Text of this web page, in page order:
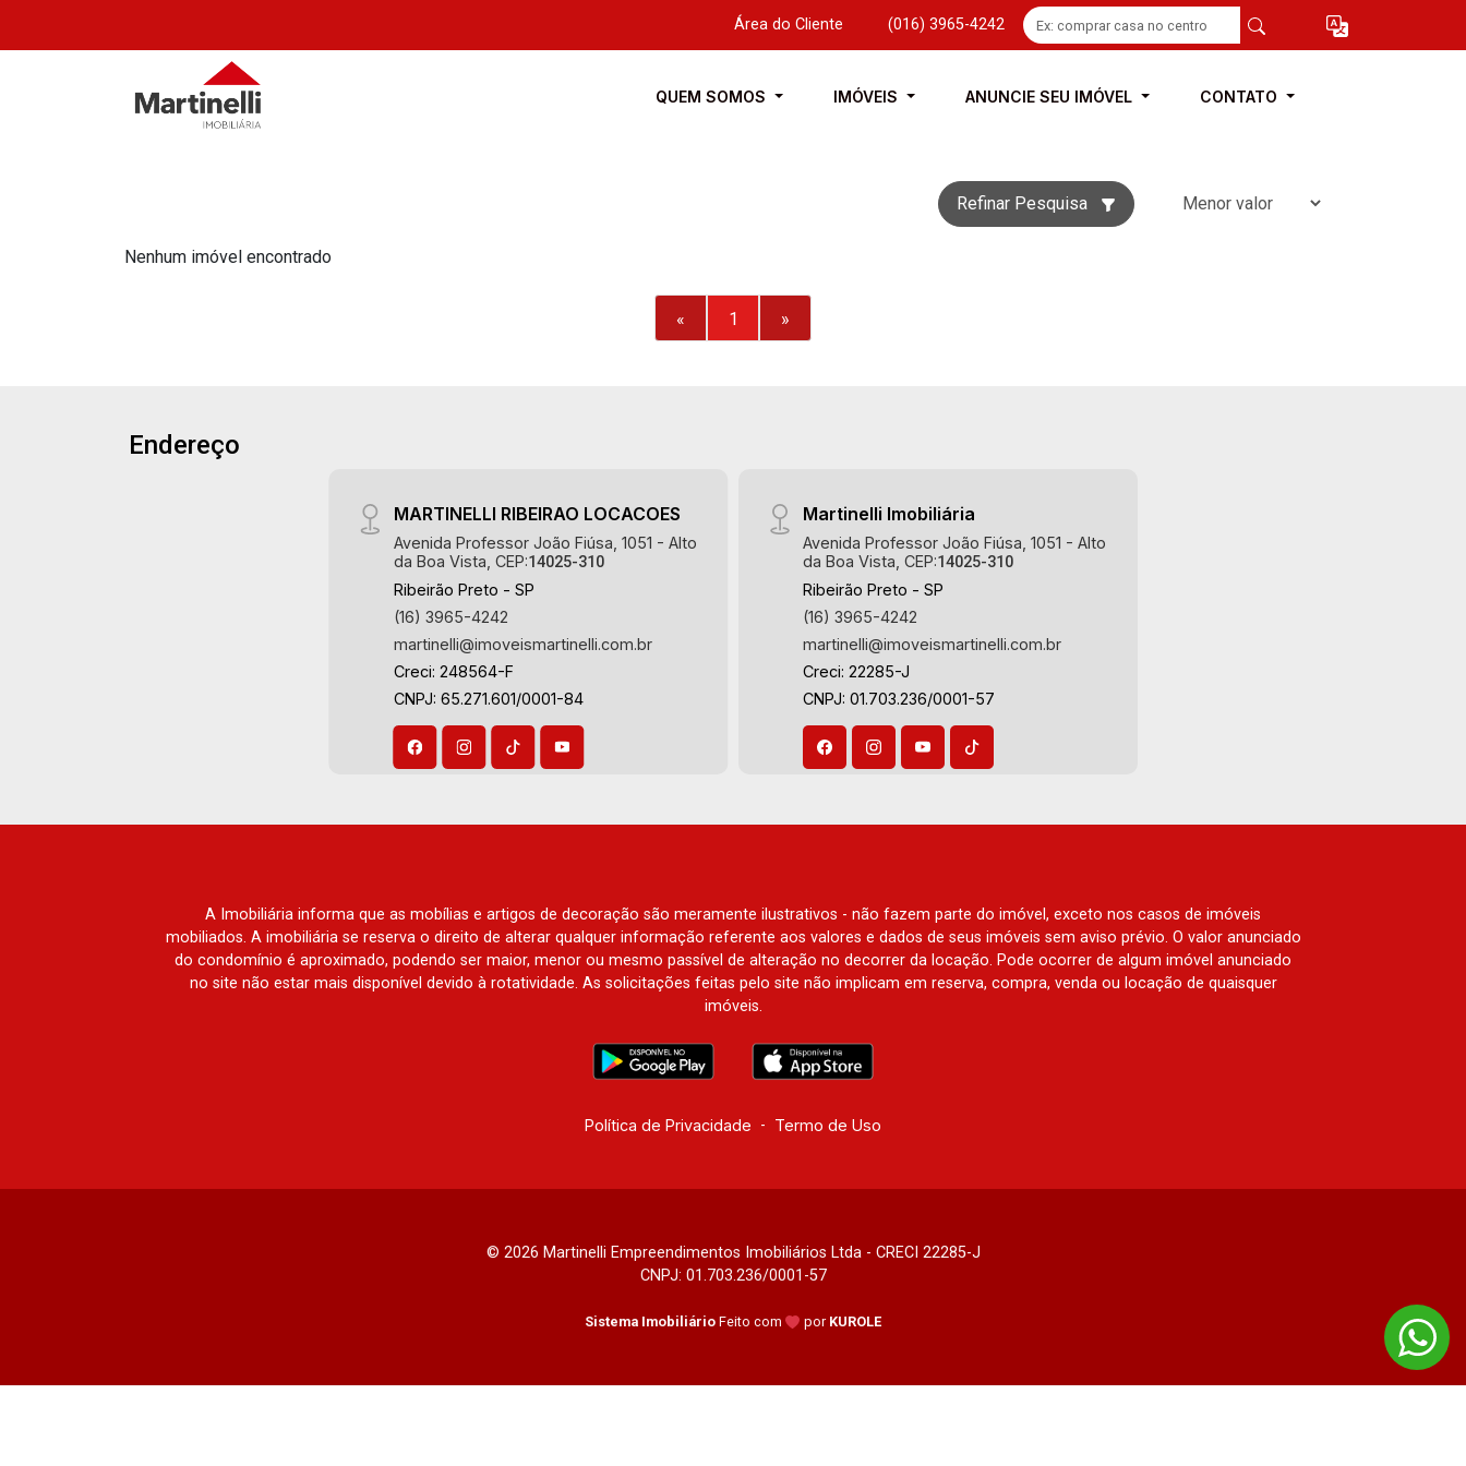
Área do Cliente (016) 3965-4242
QUEM SOMOS IMÓVEIS ANUNCIE SEU IMÓVEL CONTATO
Refinar Pesquisa
Nenhum imóvel encontrado
« 1 »
Endereço
MARTINELLI RIBEIRAO LOCACOES
Avenida Professor João Fiúsa, 1051 - Alto
da Boa Vista, CEP:14025-310
Ribeirão Preto - SP
(16) 3965-4242
martinelli@imoveismartinelli.com.br
Creci: 248564-F
CNPJ: 65.271.601/0001-84
Martinelli Imobiliária
Avenida Professor João Fiúsa, 1051 - Alto
da Boa Vista, CEP:14025-310
Ribeirão Preto - SP
(16) 3965-4242
martinelli@imoveismartinelli.com.br
Creci: 22285-J
CNPJ: 01.703.236/0001-57
A Imobiliária informa que as mobílias e artigos de decoração são meramente ilustrativos - não fazem parte do imóvel, exceto nos casos de imóveis
mobiliados. A imobiliária se reserva o direito de alterar qualquer informação referente aos valores e dados de seus imóveis sem aviso prévio. O valor anunciado
do condomínio é aproximado, podendo ser maior, menor ou mesmo passível de alteração no decorrer da locação. Pode ocorrer de algum imóvel anunciado
no site não estar mais disponível devido à rotatividade. As solicitações feitas pelo site não implicam em reserva, compra, venda ou locação de quaisquer
imóveis.
Política de Privacidade - Termo de Uso
© 2026 Martinelli Empreendimentos Imobiliários Ltda - CRECI 22285-J
CNPJ: 01.703.236/0001-57
Sistema Imobiliário Feito com por KUROLE